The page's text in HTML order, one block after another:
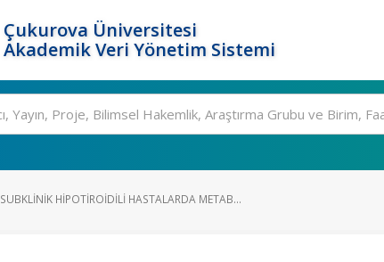
Çukurova Üniversitesi
Akademik Veri Yönetim Sistemi
SUBKLINIK HIPOTIROIDILI HASTALARDA METAB...